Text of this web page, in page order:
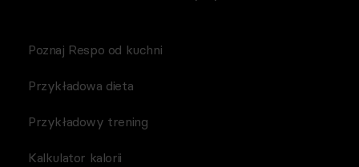
Poznaj Respo od kuchni
Przykładowa dieta
Przykładowy trening
Kalkulator kalorii